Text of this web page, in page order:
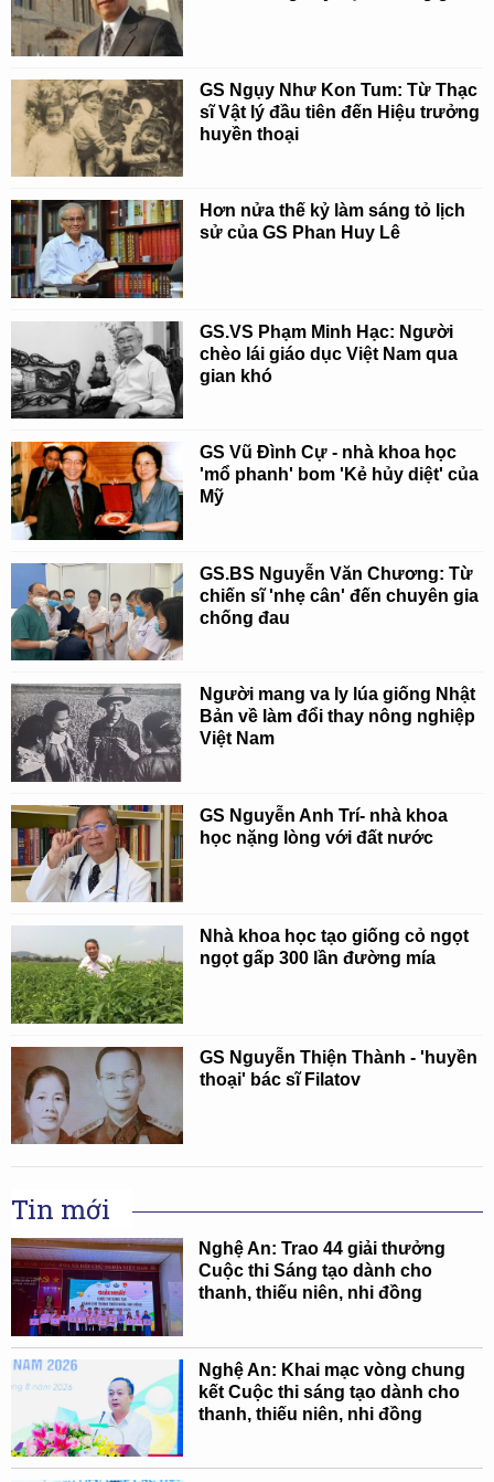
GS Ngụy Như Kon Tum: Từ Thạc
sĩ Vật lý đầu tiên đến Hiệu trưởng
huyền thoại
Hơn nửa thế kỷ làm sáng tỏ lịch
sử của GS Phan Huy Lê
GS.VS Phạm Minh Hạc: Người
chèo lái giáo dục Việt Nam qua
gian khó
GS Vũ Đình Cự - nhà khoa học
'mổ phanh' bom 'Kẻ hủy diệt' của
Mỹ
GS.BS Nguyễn Văn Chương: Từ
chiến sĩ 'nhẹ cân' đến chuyên gia
chống đau
Người mang va ly lúa giống Nhật
Bản về làm đổi thay nông nghiệp
Việt Nam
GS Nguyễn Anh Trí- nhà khoa
học nặng lòng với đất nước
Nhà khoa học tạo giống cỏ ngọt
ngọt gấp 300 lần đường mía
GS Nguyễn Thiện Thành - 'huyền
thoại' bác sĩ Filatov
Tin mới
Nghệ An: Trao 44 giải thưởng
Cuộc thi Sáng tạo dành cho
thanh, thiếu niên, nhi đồng
Nghệ An: Khai mạc vòng chung
kết Cuộc thi sáng tạo dành cho
thanh, thiếu niên, nhi đồng